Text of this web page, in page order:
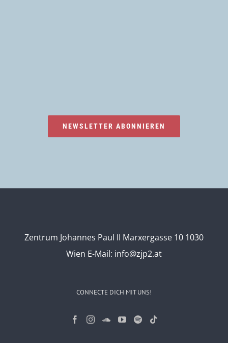
NEWSLETTER ABONNIEREN
Zentrum Johannes Paul II Marxergasse 10 1030
Wien E-Mail: info@zjp2.at
CONNECTE DICH MIT UNS!